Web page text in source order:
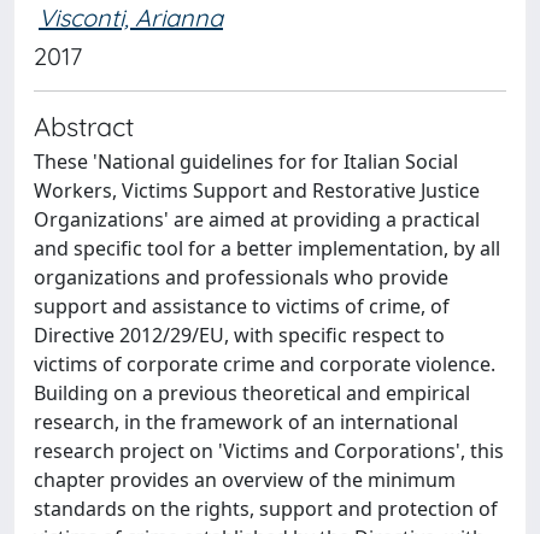
Visconti, Arianna
2017
Abstract
These 'National guidelines for for Italian Social
Workers, Victims Support and Restorative Justice
Organizations' are aimed at providing a practical
and specific tool for a better implementation, by all
organizations and professionals who provide
support and assistance to victims of crime, of
Directive 2012/29/EU, with specific respect to
victims of corporate crime and corporate violence.
Building on a previous theoretical and empirical
research, in the framework of an international
research project on 'Victims and Corporations', this
chapter provides an overview of the minimum
standards on the rights, support and protection of